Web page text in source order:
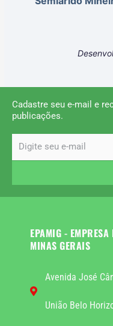
Cadastre seu e-mail e
publicações.
EPAMIG -
MINAS GERAIS
Avenida José
União Belo